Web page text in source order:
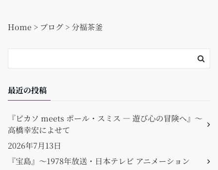
o
o
k
Home > ブログ > 分福茶釜
最近の投稿
『ピカソ meets ポール・スミス ― 遊び心の冒険へ』〜
高橋幸宏によせて
2026年7月13日
『宝島』〜1978年放送・日本テレビ アニメーション